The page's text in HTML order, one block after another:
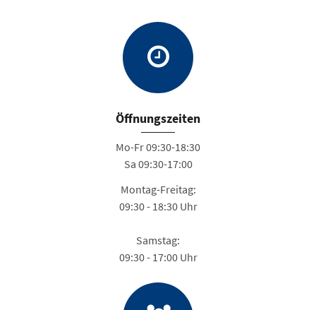
Öffnungszeiten
Mo-Fr 09:30-18:30
Sa 09:30-17:00
Montag-Freitag:
09:30 - 18:30 Uhr
Samstag:
09:30 - 17:00 Uhr